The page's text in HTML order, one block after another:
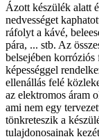
Ázott készülék alatt
nedvességet
ráfolyt a kávé,
pára, ... stb. Az
belsejében
képességgel
ellenállás felé
az elektromos áram
ami nem egy
tönkreteszik a
tulajdonosainak